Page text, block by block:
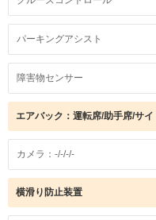
パーキングアシスト
障害物センサー
エアバック：運転席/助手席/サ
カメラ：-/-/-/-
横滑り防止装置